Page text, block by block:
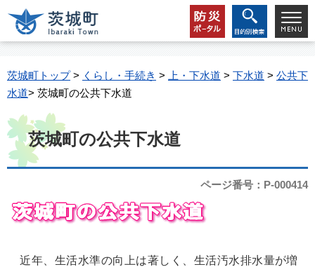
茨城町トップ> くらし・手続き > 上・下水道 > 下水道 > 公共下
水道> 茨城町の公共下水道
茨城町の公共下水道
ページ番号：P-000414
近年、生活水準の向上は著しく、生活汚水排水量が増